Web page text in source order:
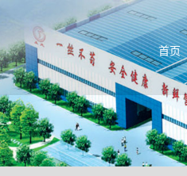
首页